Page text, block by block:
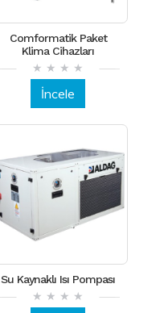
Comformatik Paket
Klima Cihazları
İncele
Su Kaynaklı Isı Pompası